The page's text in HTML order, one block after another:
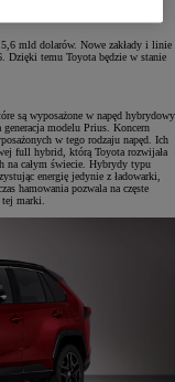
użytkowych oraz poszukuje
mld dolarów. Nowe zakłady i linie
Dzięki temu Toyota będzie w stanie
są wyposażone w napęd hybrydowy
modelu Prius. Koncern
w tego rodzaju napęd. Ich
full hybrid, którą Toyota rozwijała
na całym świecie. Hybrydy typu
energię jedynie z ładowarki,
hamowania pozwala na częste
tej marki.